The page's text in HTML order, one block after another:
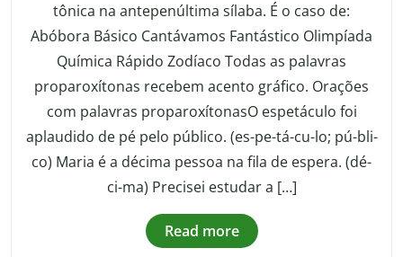
tônica na antepenúltima sílaba. É o caso de:
Abóbora Básico Cantávamos Fantástico Olimpíada
Química Rápido Zodíaco Todas as palavras
proparoxítonas recebem acento gráfico. Orações
com palavras proparoxítonasO espetáculo foi
aplaudido de pé pelo público. (es-pe-tá-cu-lo; pú-bli-
co) Maria é a décima pessoa na fila de espera. (dé-
ci-ma) Precisei estudar a […]
Read more